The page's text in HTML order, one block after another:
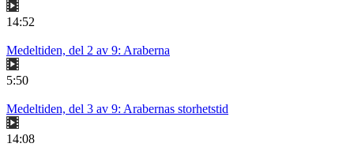
14:52
Medeltiden, del 2 av 9: Araberna
5:50
Medeltiden, del 3 av 9: Arabernas storhetstid
14:08